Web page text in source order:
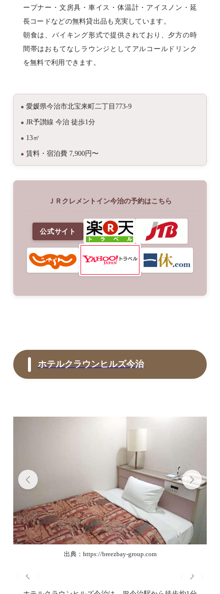
ープナー・文房具・車イス・体温計・アイスノン・延
長コードなどの無料貸出品も充実しています。
朝食は、バイキング形式で提供されており、夕方の時
間帯はおもてなしラウンジとしてアルコールドリンク
を無料で利用できます。
愛媛県今治市北宝来町二丁目773-9
JR予讃線 今治 徒歩1分
13㎡
賃料・宿泊費 7,900円〜
ＪＲクレメントイン今治の予約はこちら
公式サイト
ホテルクラウンヒルズ今治
出典：https://breezbay-group.com